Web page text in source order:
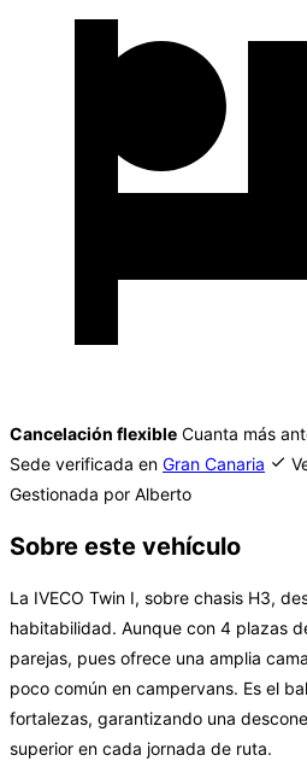
Cancelación flexible Cuanta más
Sede verificada en Gran Canaria
Gestionada por Alberto
Sobre este vehículo
La IVECO Twin I, sobre chasis H3,
habitabilidad. Aunque con 4 plazas
parejas, pues ofrece una amplia
poco común en campervans. Es el
fortalezas, garantizando una
superior en cada jornada de ruta.